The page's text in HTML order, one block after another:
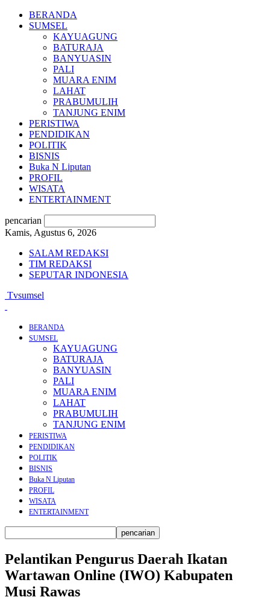
BERANDA
SUMSEL
KAYUAGUNG
BATURAJA
BANYUASIN
PALI
MUARA ENIM
LAHAT
PRABUMULIH
TANJUNG ENIM
PERISTIWA
PENDIDIKAN
POLITIK
BISNIS
Buka N Liputan
PROFIL
WISATA
ENTERTAINMENT
pencarian
Kamis, Agustus 6, 2026
SALAM REDAKSI
TIM REDAKSI
SEPUTAR INDONESIA
Tvsumsel
BERANDA
SUMSEL
KAYUAGUNG
BATURAJA
BANYUASIN
PALI
MUARA ENIM
LAHAT
PRABUMULIH
TANJUNG ENIM
PERISTIWA
PENDIDIKAN
POLITIK
BISNIS
Buka N Liputan
PROFIL
WISATA
ENTERTAINMENT
Pelantikan Pengurus Daerah Ikatan
Wartawan Online (IWO) Kabupaten
Musi Rawas